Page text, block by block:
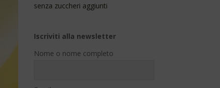
senza zuccheri aggiunti
Iscriviti alla newsletter
Nome o nome completo